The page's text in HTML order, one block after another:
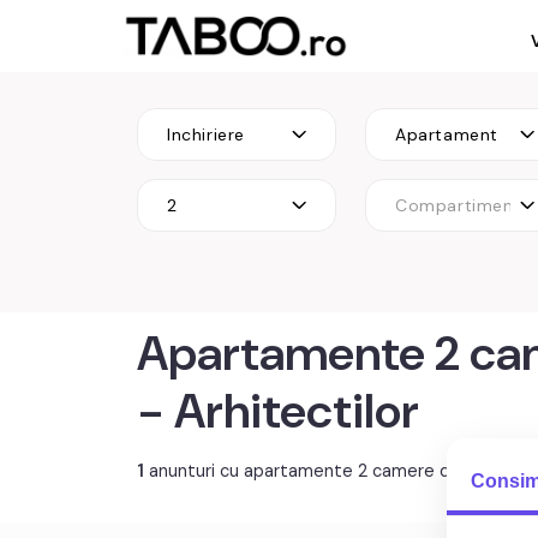
Inchiriere Apartament
2 Compartimentare
Apartamente 2
- Arhitectilor
1 anunturi cu apartamente 2 camere de închiriat